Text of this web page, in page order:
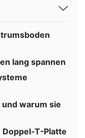
lang spannen
warum sie
T-Platte